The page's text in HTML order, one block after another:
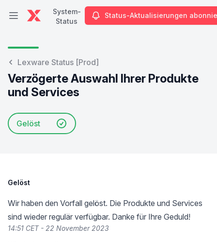
Hauptmenü öffnen
System-
Status
Status-Aktualisierungen
Lexware Status [Prod]
Verzögerte Auswahl Ihrer Produkte
und Services
Gelöst
Gelöst
Wir haben den Vorfall gelöst. Die Produkte und Services
sind wieder regulär verfügbar. Danke für Ihre Geduld!
14:51 CET - 22 November 2023